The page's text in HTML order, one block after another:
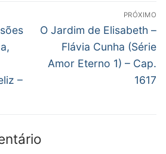
–
PRÓXIMO
Próximo
O Jardim de Elisabeth –
Flávia Cunha (Série
Amor Eterno 1) – Cap.
1617